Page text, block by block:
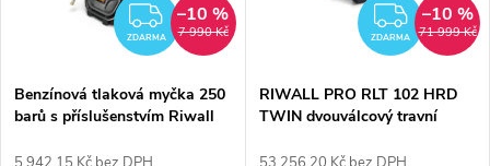
p
s
p
ZDARMA
ZDARMA 7 990 Kč
–10 %
Benzínová tlaková myčka 250
barů s příslušenstvím Riwall
ZDARMA 71 999 Kč
–10 %
RIWALL PRO RLT 102 HRD
TWIN dvouválcový travní
výhozem a hydrostatickou